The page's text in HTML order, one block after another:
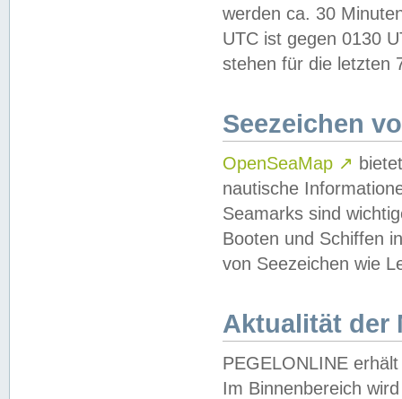
werden ca. 30
UTC ist gegen 0130
stehen für die letzten
Seezeichen
OpenSeaMap ↗
nautische
Seamarks sind
Booten und Schiffen
von Seezeichen wie
Aktualität der
PEGELONLINE
Im Binnenbereich